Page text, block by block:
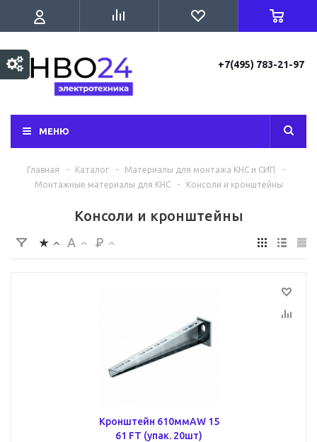
+7(495) 783-21-97
МЕНЮ
Главная - Каталог - Материалы для монтажа КНС и СИП
-
Монтажные материалы для КНС
- Консоли и кронштейны
Консоли и кронштейны
Кронштейн 610ммAW 15
61 FT (упак. 20шт)